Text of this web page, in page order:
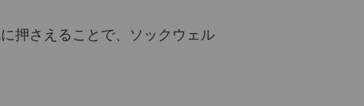
押さえることで、ソックウェル